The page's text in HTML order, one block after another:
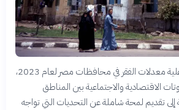
تُظهر هذه الخريطة التفاعلية معدلات الفقر في محافظات مصر لعام 2023،
الاقتصادية والاجتماعية بين المناطق
تقديم لمحة شاملة عن التحديات التي تواجه